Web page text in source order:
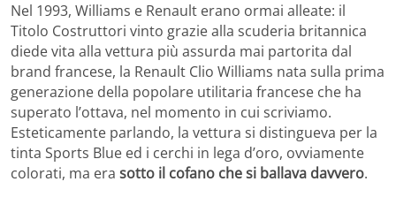
Nel 1993, Williams e Renault erano ormai alleate: il
Titolo Costruttori vinto grazie alla scuderia britannica
diede vita alla vettura più assurda mai partorita dal
brand francese, la Renault Clio Williams nata sulla prima
generazione della popolare utilitaria francese che ha
superato l’ottava, nel momento in cui scriviamo.
Esteticamente parlando, la vettura si distingueva per la
tinta Sports Blue ed i cerchi in lega d’oro, ovviamente
colorati, ma era sotto il cofano che si ballava davvero.